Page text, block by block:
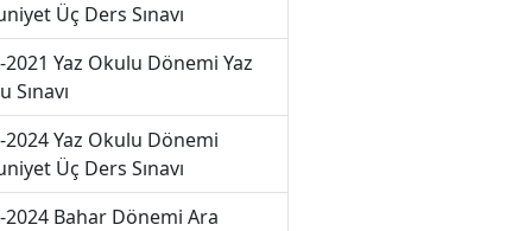
Üç Ders Sınavı
2021 Yaz Okulu Dönemi Yaz
Sınavı
2024 Yaz Okulu Dönemi
Üç Ders Sınavı
2024 Bahar Dönemi Ara